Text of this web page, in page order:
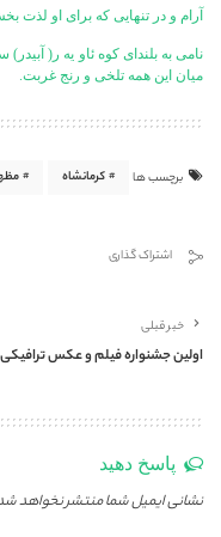
آرام و در تنهایی که برای او لذت
نامی به بلندای کوه ئاو یه ر(
میان این همه تلخی و رنج غربت.
برچسب ها کرمانشاه
اشتراک گذاری
خبر قبلی
اولین جشنواره فیلم و عکس ترافیکی
پاسخ دهید
نشانی ایمیل شما منتشر نخواهد